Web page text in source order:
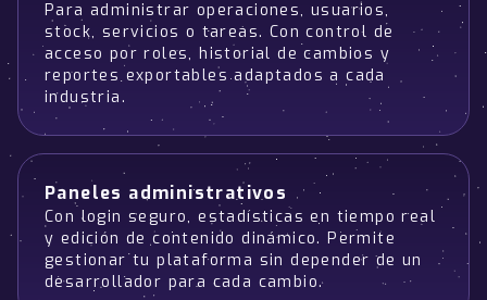
Para administrar operaciones, usuarios,
stock, servicios o tareas. Con control de
acceso por roles, historial de cambios y
reportes exportables adaptados a cada
industria.
Paneles administrativos
Con login seguro, estadísticas en tiempo real
y edición de contenido dinámico. Permite
gestionar tu plataforma sin depender de un
desarrollador para cada cambio.